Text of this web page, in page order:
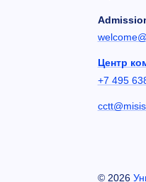
Центр
+7 495
© 2026